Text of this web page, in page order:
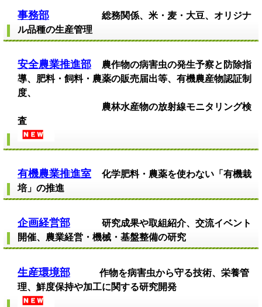
事務部
総務関係、米・麦・大豆、オリジナ
ル品種の生産管理
安全農業推進部
農作物の病害虫の発生予察と防除指
導、肥料・飼料・農薬の販売届出等、有機農産物認証制
度、
農林水産物の放射線モニタリング検
査
有機農業推進室
化学肥料・農薬を使わない「有機栽
培」の推進
企画経営部
研究成果や取組紹介、交流イベント
開催、農業経営・機械・基盤整備の研究
生産環境部
作物を病害虫から守る技術、栄養管
理、鮮度保持や加工に関する研究開発